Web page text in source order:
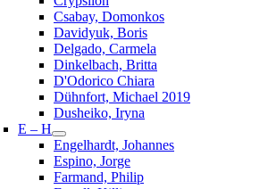
Csabay, Domonkos
Davidyuk, Boris
Delgado, Carmela
Dinkelbach, Britta
D'Odorico Chiara
Dühnfort, Michael 2019
Dusheiko, Iryna
E – H
Engelhardt, Johannes
Espino, Jorge
Farmand, Philip